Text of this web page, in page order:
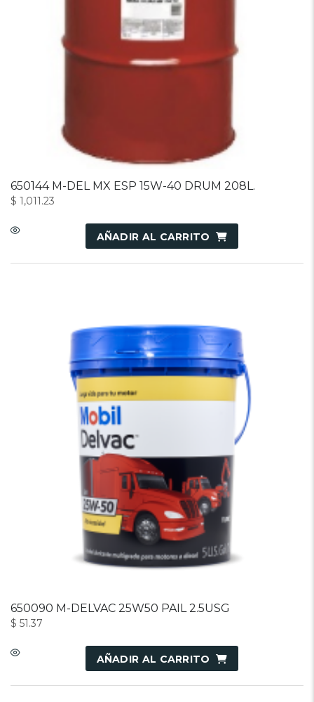
650144 M-DEL MX ESP 15W-40 DRUM 208L.
$ 1,011.23
AÑADIR AL CARRITO
650090 M-DELVAC 25W50 PAIL 2.5USG
$ 51.37
AÑADIR AL CARRITO